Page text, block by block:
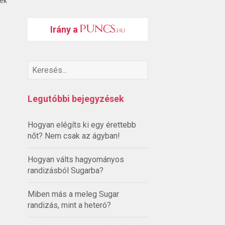
Irány a
Legutóbbi bejegyzések
Hogyan elégíts ki egy érettebb
nőt? Nem csak az ágyban!
Hogyan válts hagyományos
randizásból Sugarba?
Miben más a meleg Sugar
randizás, mint a heteró?